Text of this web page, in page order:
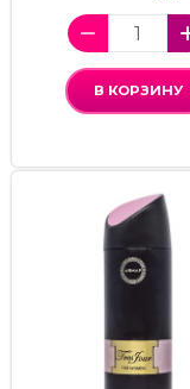
В КОРЗИНУ